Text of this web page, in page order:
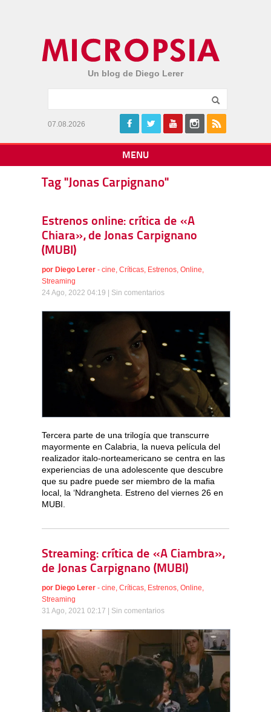
Un blog de Diego Lerer
07.08.2026
MENU
Tag "Jonas Carpignano"
Estrenos online: crítica de «A
Chiara», de Jonas Carpignano
(MUBI)
por Diego Lerer - cine, Críticas, Estrenos, Online,
Streaming
24 Ago, 2022 04:19 | Sin comentarios
Tercera parte de una trilogía que transcurre
mayormente en Calabria, la nueva película del
realizador italo-norteamericano se centra en las
experiencias de una adolescente que descubre
que su padre puede ser miembro de la mafia
local, la ‘Ndrangheta. Estreno del viernes 26 en
MUBI.
Streaming: crítica de «A Ciambra»,
de Jonas Carpignano (MUBI)
por Diego Lerer - cine, Críticas, Estrenos, Online,
Streaming
31 Ago, 2021 02:17 | Sin comentarios